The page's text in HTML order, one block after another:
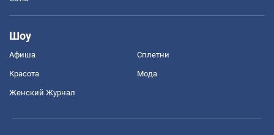
Шоу
Афиша Сплетни
Красота Мода
Женский Журнал